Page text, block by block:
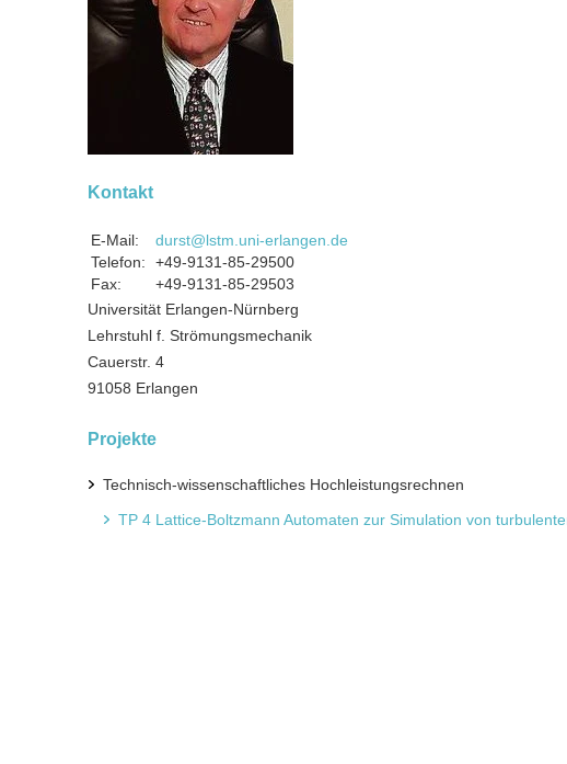
Kontakt
E-Mail:
durst@lstm.uni-erlangen.de
Telefon:
+49-9131-85-29500
Fax:
+49-9131-85-29503
Universität Erlangen-Nürnberg
Lehrstuhl f. Strömungsmechanik
Cauerstr. 4
91058 Erlangen
Projekte
Technisch-wissenschaftliches Hochleistungsrechnen
TP 4 Lattice-Boltzmann Automaten zur Simulation von